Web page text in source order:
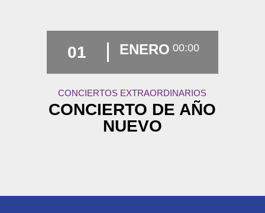
01 ENERO 00:00
CONCIERTOS EXTRAORDINARIOS
CONCIERTO DE AÑO
NUEVO